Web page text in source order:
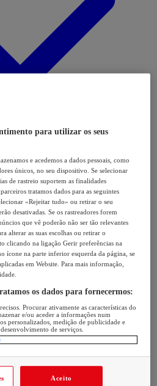
para utilizar os seus
e acedemos a dados pessoais, como
únicos, no seu dispositivo. Se selecionar
de rastreio suportem as finalidades
tratamos dados para as seguintes
«Rejeitar tudo» ou retirar o seu
desativadas. Se os rastreadores forem
que vê poderão não ser tão relevantes
alterar as suas escolhas ou retirar o
clicando na ligação Gerir preferências na
ícone na parte inferior esquerda da página, se
em Website. Para mais informação,
os dados para fornecermos:
Procurar ativamente as características do
e/ou aceder a informações num
personalizados, medição de publicidade e
de serviços.
Aceito